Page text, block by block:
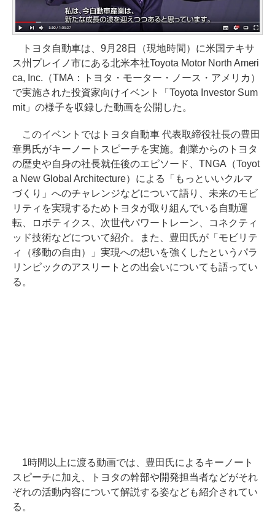
トヨタ自動車は、9月28日（現地時間）に米国テキサ
ス州プレイノ市にある北米本社Toyota Motor North Ameri
ca, Inc.（TMA：トヨタ・モーター・ノース・アメリカ）
で実施された投資家向けイベント「Toyota Investor Sum
mit」の様子を収録した動画を公開した。
このイベントではトヨタ自動車 代表取締役社長の豊田
章男氏がキーノートスピーチを実施。創業からのトヨタ
の歴史や自身の社長就任後のエピソード、TNGA（Toyot
a New Global Architecture）による「もっといいクルマ
づくり」へのチャレンジなどについて語り、未来のモビ
リティを実現するためトヨタが取り組んでいる自動運
転、ロボティクス、次世代パワートレーン、コネクティ
ッド技術などについて紹介。また、豊田氏が「モビリテ
ィ（移動の自由）」実現への想いを強くしたというパラ
リンピックのアスリートとの出会いについても語ってい
る。
1時間以上に渡る動画では、豊田氏によるキーノート
スピーチに加え、トヨタの幹部や開発担当者などがそれ
ぞれの活動内容について解説する姿なども紹介されてい
る。